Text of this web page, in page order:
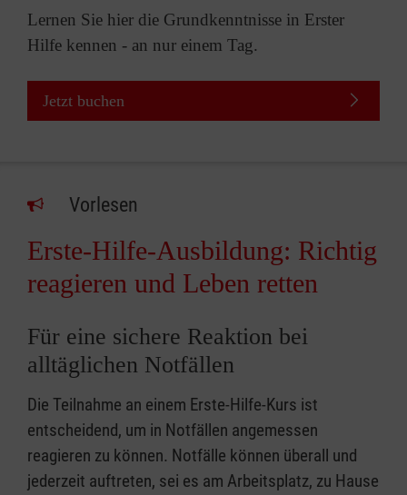
Lernen Sie hier die Grundkenntnisse in Erster
Hilfe kennen - an nur einem Tag.
Jetzt buchen
Vorlesen
Erste-Hilfe-Ausbildung: Richtig
reagieren und Leben retten
Für eine sichere Reaktion bei
alltäglichen Notfällen
Die Teilnahme an einem Erste-Hilfe-Kurs ist
entscheidend, um in Notfällen angemessen
reagieren zu können. Notfälle können überall und
jederzeit auftreten, sei es am Arbeitsplatz, zu Hause